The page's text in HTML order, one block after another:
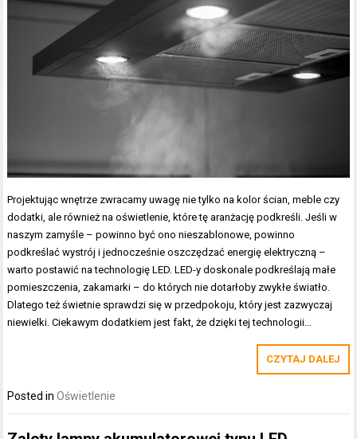
Projektując wnętrze zwracamy uwagę nie tylko na kolor ścian, meble czy
dodatki, ale również na oświetlenie, które tę aranżację podkreśli. Jeśli w
naszym zamyśle – powinno być ono nieszablonowe, powinno
podkreślać wystrój i jednocześnie oszczędzać energię elektryczną –
warto postawić na technologię LED. LED-y doskonale podkreślają małe
pomieszczenia, zakamarki – do których nie dotarłoby zwykłe światło.
Dlatego też świetnie sprawdzi się w przedpokoju, który jest zazwyczaj
niewielki. Ciekawym dodatkiem jest fakt, że dzięki tej technologii…
CZYTAJ DALEJ
Posted inOświetlenie